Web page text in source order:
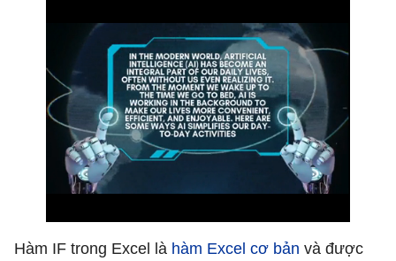
Hàm IF trong Excel là hàm Excel cơ bản và được